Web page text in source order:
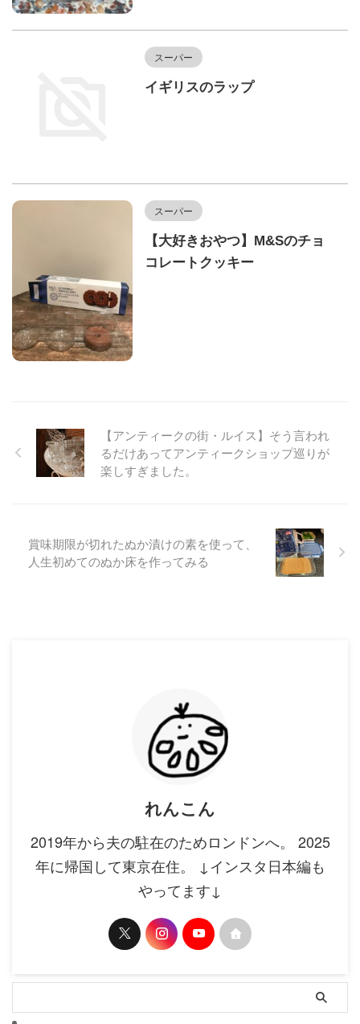
スーパー
イギリスのラップ
スーパー
【大好きおやつ】M&Sのチョ
コレートクッキー
【アンティークの街・ルイス】そう言われ
るだけあってアンティークショップ巡りが
楽しすぎました。
賞味期限が切れたぬか漬けの素を使って、
人生初めてのぬか床を作ってみる
れんこん
2019年から夫の駐在のためロンドンへ。 2025
年に帰国して東京在住。 ↓インスタ日本編も
やってます↓